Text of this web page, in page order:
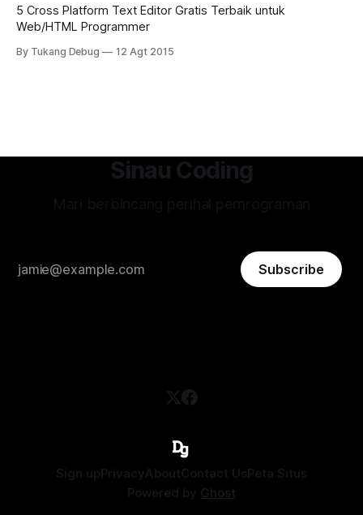
5 Cross Platform Text Editor Gratis Terbaik untuk
Web/HTML Programmer
By Tukang Debug 12 Agt 2015
Sinau Coding
Subscribe
Sign upPrivacyAboutContact UsPeta Situs
Powered by Ghost